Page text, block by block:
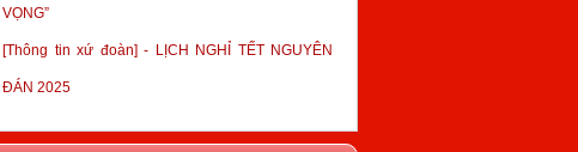
VỌNG”
[Thông tin xứ đoàn] - LỊCH NGHỈ TẾT NGUYÊN
ĐÁN 2025